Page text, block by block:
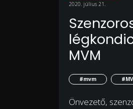
2020. július 21.
MVM
#mvm
Önvezető,